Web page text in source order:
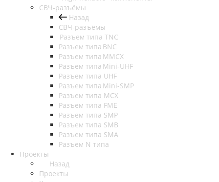
СВЧ-разъёмы
Назад
СВЧ-разъёмы
Разъем типа TNC
Разъем типа BNC
Разъем типа MMCX
Разъем типа Mini-UHF
Разъем типа UHF
Разъем типа Mini-SMP
Разъем типа MCX
Разъем типа FME
Разъем типа SMP
Разъем типа SMB
Разъем типа SMA
Разъем N типа
Проекты
Назад
Проекты